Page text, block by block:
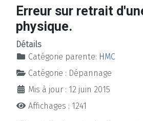
Erreur sur retrait
physique.
Détails
Catégorie parente: HMC
Catégorie : Dépannage
Mis à jour : 12 juin 2015
Affichages : 1241